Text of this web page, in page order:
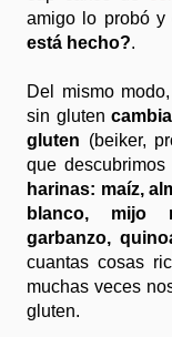
amigo lo probó y
está hecho?.
Del mismo
sin gluten
gluten (beiker,
que descubrimos
harinas: maíz,
blanco, mijo
garbanzo,
cuantas cosas
muchas veces
gluten.